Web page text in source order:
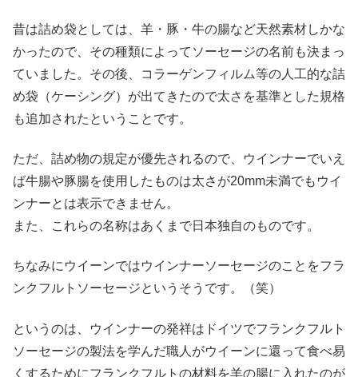
昔は詰め袋としては、羊・豚・牛の腸など天然素材しかな
かったので、その種類によってソーセージの名前も決まっ
ていました。その後、コラーゲンフィルム等の人工的な詰
め袋（ケーシング）が出てきたので太さを基準とした規格
も追加されたということです。
ただ、詰め物の規定が優先されるので、ウインナーでいえ
ば牛腸や豚腸を使用したものは太さが20mm未満でもウイ
ンナーとは表示できません。
また、これらの名称はあくまで日本独自のものです。
ちなみにウイーンではウインナーソーセージのことをフラ
ンクフルトソーセージというそうです。（笑）
というのは、ウインナーの発祥はドイツでフランクフルト
ソーセージの製法を学んだ職人がウイーンに還って食べ易
くするためにフランクフルトの材料を羊の腸に入れたのが